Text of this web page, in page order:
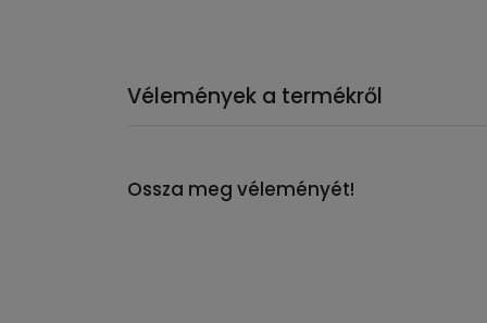
Vélemények a termékről
Ossza meg véleményét!